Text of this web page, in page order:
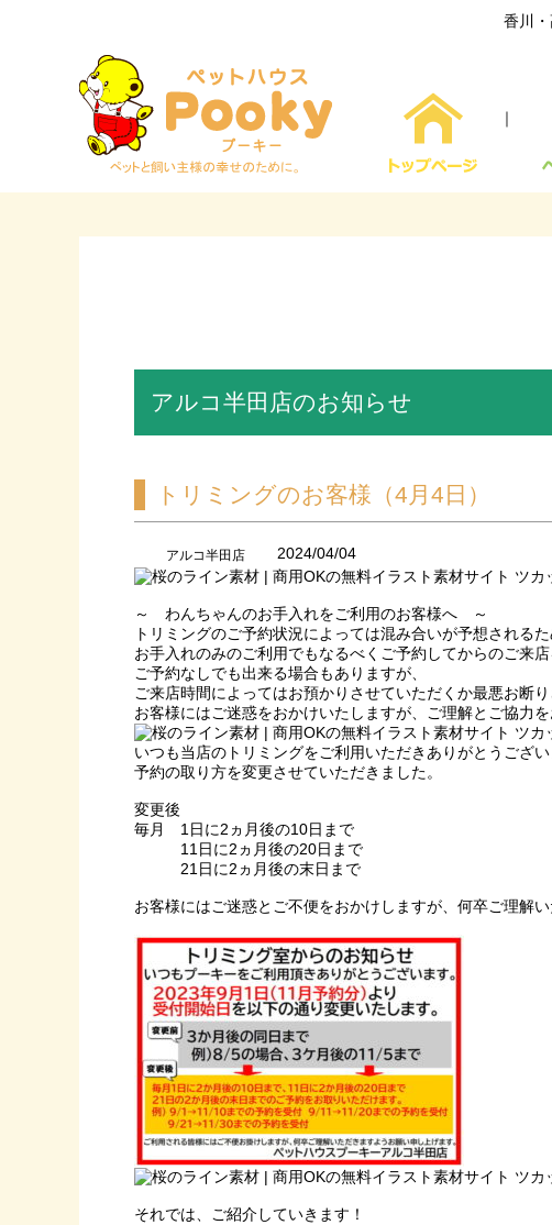
香川
｜
アルコ半田店のお知らせ
トリミングのお客様（4月4日）
アルコ半田店 2024/04/04
～ わんちゃんのお手入れをご利用のお客様へ ～
トリミングのご予約状況によっては混み合いが予想されるた
お手入れのみのご利用でもなるべくご予約してからのご来店
ご予約なしでも出来る場合もありますが、
ご来店時間によってはお預かりさせていただくか最悪お断
お客様にはご迷惑をおかけいたしますが、ご理解とご協力を
いつも当店のトリミングをご利用いただきありがとうござい
予約の取り方を変更させていただきました。
変更後
毎月 1日に2ヵ月後の10日まで
11日に2ヵ月後の20日まで
21日に2ヵ月後の末日まで
お客様にはご迷惑とご不便をおかけしますが、何卒ご理解
それでは、ご紹介していきます！